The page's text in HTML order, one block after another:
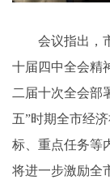
会议指出，市
十届四中全会精
二届十次全会部
五”时期全市经
标、重点任务等
将进一步激励全